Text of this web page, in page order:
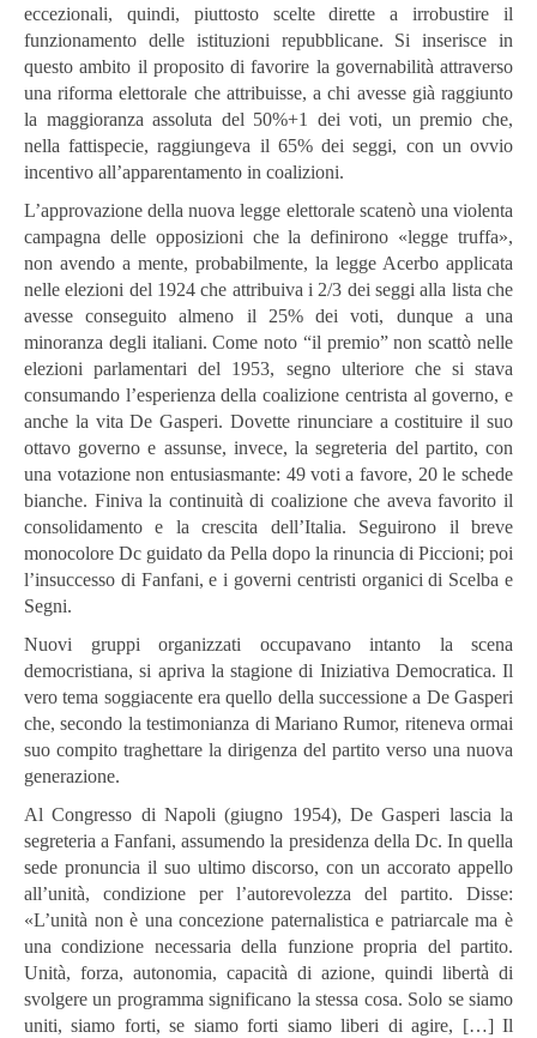
eccezionali, quindi, piuttosto scelte dirette a irrobustire il
funzionamento delle istituzioni repubblicane. Si inserisce in
questo ambito il proposito di favorire la governabilità attraverso
una riforma elettorale che attribuisse, a chi avesse già raggiunto
la maggioranza assoluta del 50%+1 dei voti, un premio che,
nella fattispecie, raggiungeva il 65% dei seggi, con un ovvio
incentivo all’apparentamento in coalizioni.
L’approvazione della nuova legge elettorale scatenò una violenta
campagna delle opposizioni che la definirono «legge truffa»,
non avendo a mente, probabilmente, la legge Acerbo applicata
nelle elezioni del 1924 che attribuiva i 2/3 dei seggi alla lista che
avesse conseguito almeno il 25% dei voti, dunque a una
minoranza degli italiani. Come noto “il premio” non scattò nelle
elezioni parlamentari del 1953, segno ulteriore che si stava
consumando l’esperienza della coalizione centrista al governo, e
anche la vita De Gasperi. Dovette rinunciare a costituire il suo
ottavo governo e assunse, invece, la segreteria del partito, con
una votazione non entusiasmante: 49 voti a favore, 20 le schede
bianche. Finiva la continuità di coalizione che aveva favorito il
consolidamento e la crescita dell’Italia. Seguirono il breve
monocolore Dc guidato da Pella dopo la rinuncia di Piccioni; poi
l’insuccesso di Fanfani, e i governi centristi organici di Scelba e
Segni.
Nuovi gruppi organizzati occupavano intanto la scena
democristiana, si apriva la stagione di Iniziativa Democratica. Il
vero tema soggiacente era quello della successione a De Gasperi
che, secondo la testimonianza di Mariano Rumor, riteneva ormai
suo compito traghettare la dirigenza del partito verso una nuova
generazione.
Al Congresso di Napoli (giugno 1954), De Gasperi lascia la
segreteria a Fanfani, assumendo la presidenza della Dc. In quella
sede pronuncia il suo ultimo discorso, con un accorato appello
all’unità, condizione per l’autorevolezza del partito. Disse:
«L’unità non è una concezione paternalistica e patriarcale ma è
una condizione necessaria della funzione propria del partito.
Unità, forza, autonomia, capacità di azione, quindi libertà di
svolgere un programma significano la stessa cosa. Solo se siamo
uniti, siamo forti, se siamo forti siamo liberi di agire, […] Il